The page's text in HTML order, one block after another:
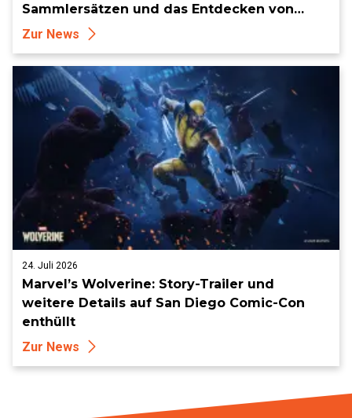
Sammlersätzen und das Entdecken von
Sammlerstücken, in Telegramm-Missionen
Zur News
24. Juli 2026
Marvel’s Wolverine: Story-Trailer und
weitere Details auf San Diego Comic-Con
enthüllt
Zur News